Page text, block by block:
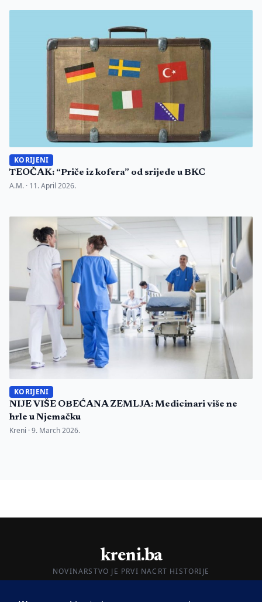
KORIJENI
TEOČAK: “Priče iz kofera” od srijede u BKC
A.M. · 11. April 2026.
KORIJENI
NIJE VIŠE OBEĆANA ZEMLJA: Medicinari više ne
hrle u Njemačku
Kreni ·9. March 2026.
kreni.ba
NOVINARSTVO JE PRVI NACRT HISTORIJE